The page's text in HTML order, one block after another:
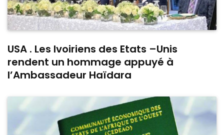
USA . Les Ivoiriens des Etats –Unis
rendent un hommage appuyé à
l’Ambassadeur Haïdara